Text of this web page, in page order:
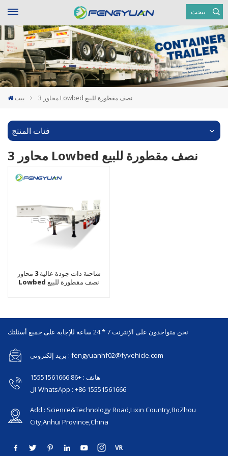
يبحث
بيت 3 محاور Lowbed نصف مقطورة للبيع
فئات المنتج
3 محاور Lowbed نصف مقطورة للبيع
شاحنة ذات جودة عالية 3 محاور
Lowbed نصف مقطورة للبيع
نحن متواجدون على الإنترنت 7 * 24 ساعة للإجابة على جميع أسئلتك
بريد إلكتروني : fengyuanhf02@fyvehicle.com
هاتف : +86 15551561666
ال WhatsApp : +86 15551561666
Add : Science&Technology Road,Lixin Country,BoZhou
City,Anhui Province,China